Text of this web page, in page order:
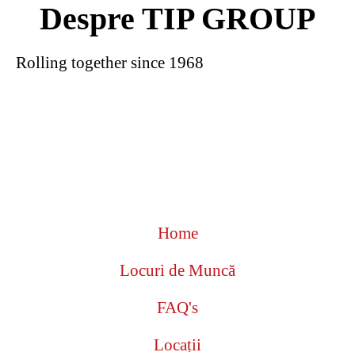
Despre TIP GROUP
Rolling together since 1968
Home
Locuri de Muncă
FAQ's
Locații